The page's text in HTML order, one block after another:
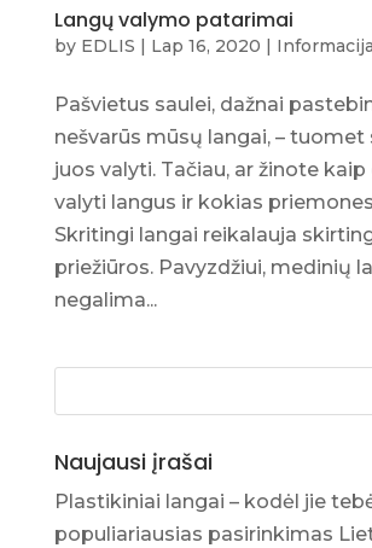
Langų valymo patarimai
by EDLIS | Lap 16, 2020 | Informacija
Pašvietus saulei, dažnai
nešvarūs mūsų langai, –
juos valyti. Tačiau, ar žinote kaip
valyti langus ir kokias
Skritingi langai reikalauja
priežiūros. Pavyzdžiui, medinių
negalima...
Naujausi įrašai
Plastikiniai langai – kodėl jie
populiariausias pasirinkimas